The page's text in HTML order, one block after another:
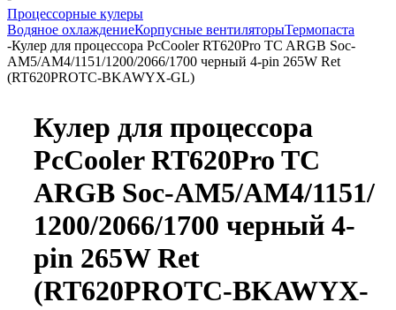
Процессорные кулеры
Водяное охлаждениеКорпусные вентиляторыТермопаста
-Кулер для процессора PcCooler RT620Pro TC ARGB Soc-
AM5/AM4/1151/1200/2066/1700 черный 4-pin 265W Ret
(RT620PROTC-BKAWYX-GL)
Кулер для процессора
PcCooler RT620Pro TC
ARGB Soc-AM5/AM4/1151/
1200/2066/1700 черный 4-
pin 265W Ret
(RT620PROTC-BKAWYX-